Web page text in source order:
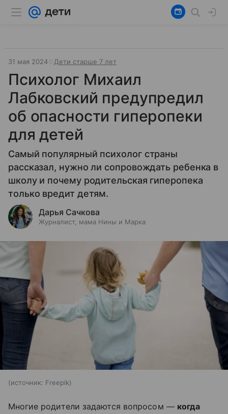
31 мая 2024 Дети старше 7 лет
Психолог Михаил
Лабковский предупредил
об опасности гиперопеки
для детей
Самый популярный психолог страны
рассказал, нужно ли сопровождать ребенка в
школу и почему родительская гиперопека
только вредит детям.
Дарья Сачкова
Журналист, мама Нины и Марка
источник: Freepik
Многие родители задаются вопросом — когда